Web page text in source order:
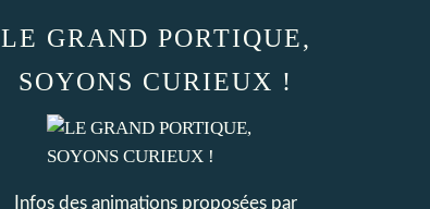
LE GRAND PORTIQUE,
SOYONS CURIEUX !
Infos des animations proposées par